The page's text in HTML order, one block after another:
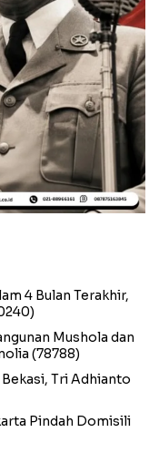
4 Bulan Terakhir,
Mushola dan
(78788)
Bekasi, Tri Adhianto
Pindah Domisili